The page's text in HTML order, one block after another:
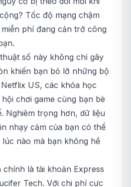
Tốc độ mạng chậm
phí đang cản trở công
số này không chỉ gây
khiến bạn bỏ lỡ những bộ
US, các khóa học
chơi game cùng bạn bè
Nghiêm trọng hơn, dữ liệu
nhạy cảm của bạn có thể
nào mà bạn không hề
chính là tài khoản Express
Tech. Với chi phí cực